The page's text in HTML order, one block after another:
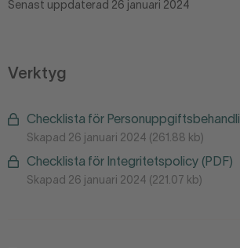
Senast uppdaterad 26 januari 2024
Verktyg
Checklista för
Skapad 26 januari 2024 (261.88 kb)
Checklista för Integritetspolicy (PDF)
Skapad 26 januari 2024 (221.07 kb)